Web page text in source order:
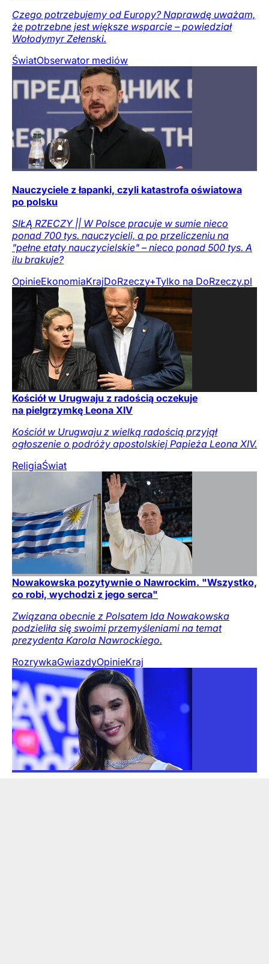
Czego potrzebujemy od Europy? Naprawdę uważam,
że potrzebne jest większe wsparcie – powiedział
Wołodymyr Zełenski.
ŚwiatObserwator mediów
Nauczyciele z łapanki, czyli katastrofa oświatowa
po polsku
SIŁĄ RZECZY || W Polsce pracuje w sumie nieco
ponad 700 tys. nauczycieli, a po przeliczeniu na
"pełne etaty nauczycielskie" – nieco ponad 500 tys. A
ilu brakuje?
OpinieEkonomiaKrajDoRzeczy+Tylko na DoRzeczy.pl
Kościół w Urugwaju z radością oczekuje
na pielgrzymkę Leona XIV
Kościół w Urugwaju z wielką radością przyjął
ogłoszenie o podróży apostolskiej Papieża Leona XIV.
ReligiaŚwiat
Nowakowska pozytywnie o Nawrockim. "Wszystko,
co robi, wychodzi z jego serca"
Związana obecnie z Polsatem Ida Nowakowska
podzieliła się swoimi przemyśleniami na temat
prezydenta Karola Nawrockiego.
RozrywkaGwiazdyOpinieKraj